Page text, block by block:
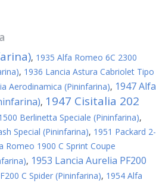
, 1935 Alfa Romeo 6C 2300
, 1936 Lancia Astura Cabriolet Tipo
Aerodinamica (Pininfarina), 1947 Alfa
, 1947 Cisitalia 202
Berlinetta Speciale (Pininfarina),
Special (Pininfarina), 1951 Packard 2-
Romeo 1900 C Sprint Coupe
, 1953 Lancia Aurelia PF200
C Spider (Pininfarina), 1954 Alfa